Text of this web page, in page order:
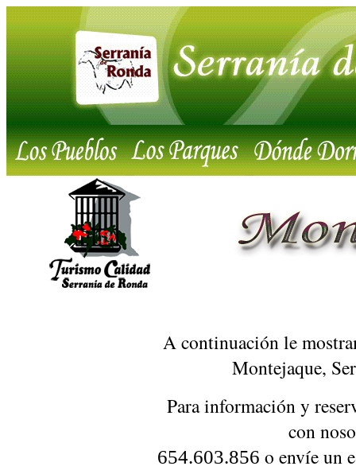
A continuación le
Montejaque,
Para información y
con
654.603.856 o envíe un